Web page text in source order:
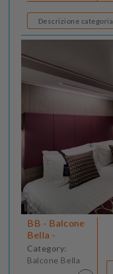
Descrizione categoria
BB - Balcone
Bella -
Category:
Balcone Bella